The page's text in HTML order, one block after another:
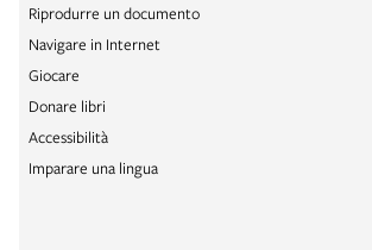
Riprodurre un documento
Navigare in Internet
Giocare
Donare libri
Accessibilità
Imparare una lingua